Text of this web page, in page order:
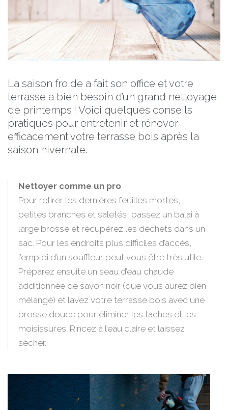
La saison froide a fait son office et votre
terrasse a bien besoin d’un grand nettoyage
de printemps ! Voici quelques conseils
pratiques pour entretenir et rénover
efficacement votre terrasse bois après la
saison hivernale.
Nettoyer comme un pro
Pour retirer les dernières feuilles mortes,
petites branches et saletés, passez un balai à
large brosse et récupérez les déchets dans un
sac. Pour les endroits plus difficiles d’accès,
l’emploi d’un souffleur peut vous être très utile…
Préparez ensuite un seau d’eau chaude
additionnée de savon noir (que vous aurez bien
mélangé) et lavez votre terrasse bois avec une
brosse douce pour éliminer les taches et les
moisissures. Rincez à l’eau claire et laissez
sécher.